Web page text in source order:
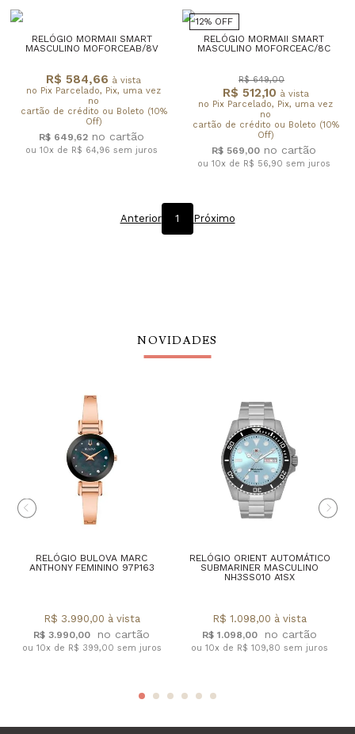
RELÓGIO MORMAII SMART
MASCULINO MOFORCEAB/8V
R$ 584,66 à vista
no Pix Parcelado, Pix, uma vez
no
cartão de crédito ou Boleto (10%
Off)
R$ 649,62
ou 10x de R$ 64,96 sem juros
12% OFF
RELÓGIO MORMAII SMART
MASCULINO MOFORCEAC/8C
R$ 512,10 à vista
no Pix Parcelado, Pix, uma vez
no
cartão de crédito ou Boleto (10%
Off)
R$ 649,00
R$ 569,00
ou 10x de R$ 56,90 sem juros
Anterior 1 Próximo
NOVIDADES
RELÓGIO BULOVA MARC
ANTHONY FEMININO 97P163
R$ 3.990,00
R$ 3.990,00 à vista
ou 10x de R$ 399,00 sem juros
RELÓGIO ORIENT AUTOMÁTICO
SUBMARINER MASCULINO
NH3SS010 A1SX
R$ 1.098,00
R$ 1.098,00 à vista
ou 10x de R$ 109,80 sem juros